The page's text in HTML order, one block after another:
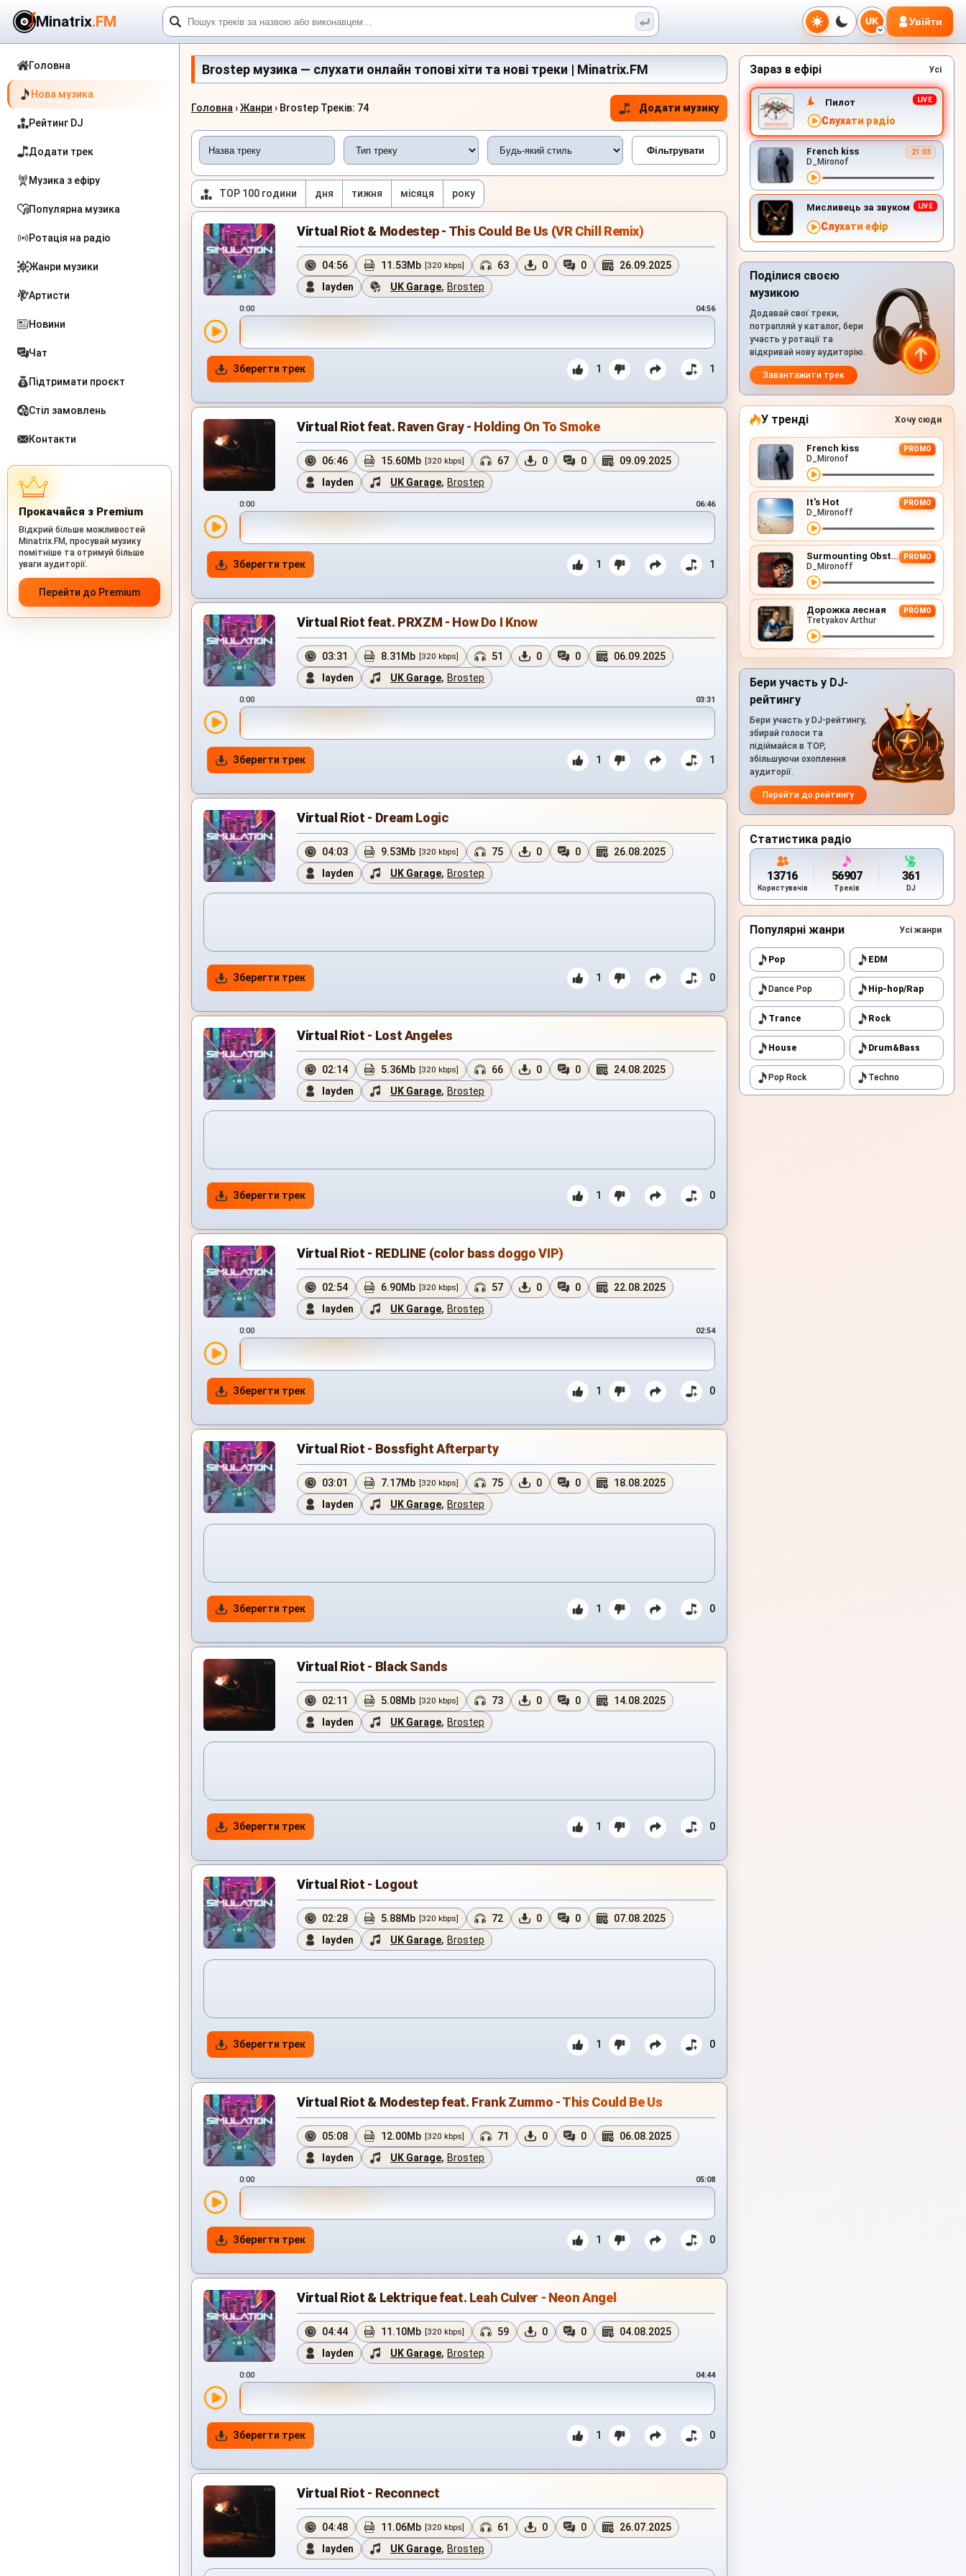
Minatrix.FM UK Увійти
Головна
Нова музика
Рейтинг DJ
Додати трек
Музика з ефіру
Популярна музика
Ротація на радіо
Жанри музики
Артисти
Новини
Чат
Підтримати проєкт
Стіл замовлень
Контакти
Прокачайся з Premium
Відкрий більше можливостей
Minatrix.FM, просувай музику
помітніше та отримуй більше
уваги аудиторії.
Перейти до Premium
Brostep музика — слухати онлайн топові хіти та нові треки | Minatrix.FM
Головна ›Жанри › Brostep Треків: 74 Додати музику
TOP 100 години дня тижня місяця року
Virtual Riot & Modestep - This Could Be Us (VR Chill Remix)
04:56 11.53Mb [320 kbps] 63 0 0
26.09.2025
layden
UK Garage, Brostep
0:00 04:56
Зберегти трек 1 1
Virtual Riot feat. Raven Gray - Holding On To Smoke
06:46 15.60Mb [320 kbps] 67 0 0
09.09.2025
layden
UK Garage, Brostep
0:00 06:46
Зберегти трек 1 1
Virtual Riot feat. PRXZM - How Do I Know
03:31 8.31Mb [320 kbps] 51 0 0
06.09.2025
layden
UK Garage, Brostep
0:00 03:31
Зберегти трек 1 1
Virtual Riot - Dream Logic
04:03 9.53Mb [320 kbps] 75 0 0
26.08.2025
layden
UK Garage, Brostep
Зберегти трек 1 0
Virtual Riot - Lost Angeles
02:14 5.36Mb [320 kbps] 66 0 0
24.08.2025
layden
UK Garage, Brostep
Зберегти трек 1 0
Virtual Riot - REDLINE (color bass doggo VIP)
02:54 6.90Mb [320 kbps] 57 0 0
22.08.2025
layden
UK Garage, Brostep
0:00 02:54
Зберегти трек 1 0
Virtual Riot - Bossfight Afterparty
03:01 7.17Mb [320 kbps] 75 0 0
18.08.2025
layden
UK Garage, Brostep
Зберегти трек 1 0
Virtual Riot - Black Sands
02:11 5.08Mb [320 kbps] 73 0 0
14.08.2025
layden
UK Garage, Brostep
Зберегти трек 1 0
Virtual Riot - Logout
02:28 5.88Mb [320 kbps] 72 0 0
07.08.2025
layden
UK Garage, Brostep
Зберегти трек 1 0
Virtual Riot & Modestep feat. Frank Zummo - This Could Be Us
05:08 12.00Mb [320 kbps] 71 0 0
06.08.2025
layden
UK Garage, Brostep
0:00 05:08
Зберегти трек 1 0
Virtual Riot & Lektrique feat. Leah Culver - Neon Angel
04:44 11.10Mb [320 kbps] 59 0 0
04.08.2025
layden
UK Garage, Brostep
0:00 04:44
Зберегти трек 1 0
Virtual Riot - Reconnect
04:48 11.06Mb [320 kbps] 61 0 0
26.07.2025
layden
UK Garage, Brostep
Зараз в ефірі Усі
Пилот
Слухати радіо
French kiss 21:03
D_Mironof
Мисливець за звуком
Слухати ефір
Поділися своєю
музикою
Додавай свої треки,
потрапляй у каталог, бери
участь у ротації та
відкривай нову аудиторію.
Завантажити трек
У тренді Хочу сюди
French kiss PROMO
D_Mironof
It's Hot PROMO
D_Mironoff
Surmounting Obstacles (D&B Remix) PROMO
D_Mironoff
Дорожка лесная PROMO
Tretyakov Arthur
Бери участь у DJ-
рейтингу
Бери участь у DJ-рейтингу,
збирай голоси та
підіймайся в TOP,
збільшуючи охоплення
аудиторії.
Перейти до рейтингу
Статистика радіо
13716
Користувачів
56907
Треків
361
DJ
Популярні жанри Усі жанри
Pop EDM
Dance Pop Hip-hop/Rap
Trance Rock
House Drum&Bass
Pop Rock Techno